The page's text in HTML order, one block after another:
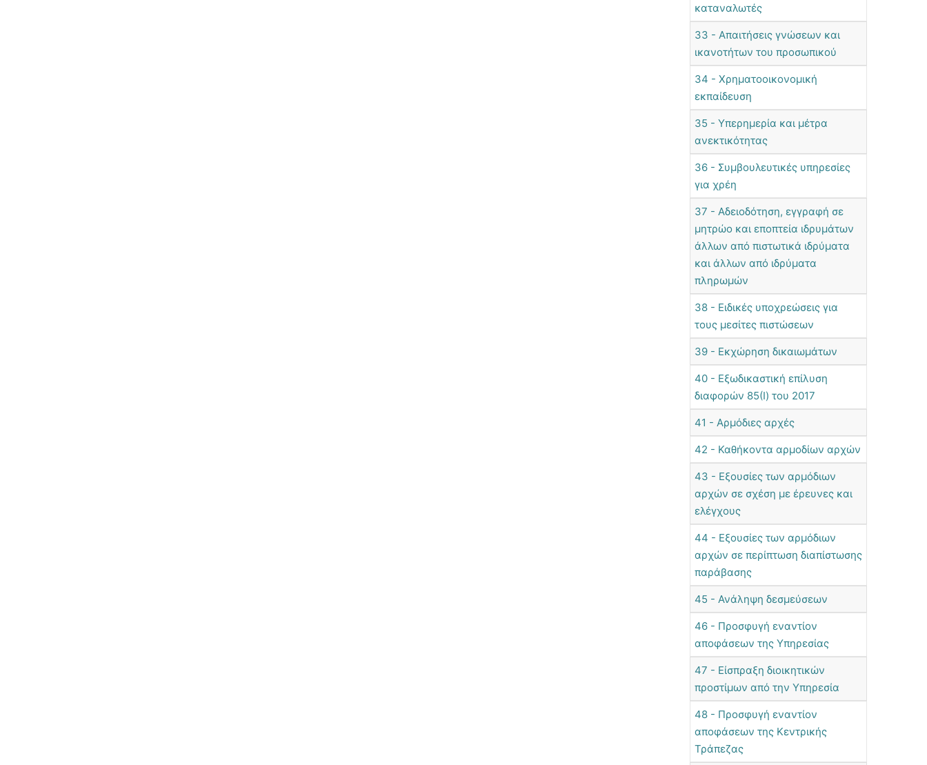
καταναλωτές
33 - Απαιτήσεις γνώσεων και
ικανοτήτων του προσωπικού
34 - Χρηματοοικονομική
εκπαίδευση
35 - Υπερημερία και μέτρα
ανεκτικότητας
36 - Συμβουλευτικές υπηρεσίες
για χρέη
37 - Αδειοδότηση, εγγραφή σε
μητρώο και εποπτεία ιδρυμάτων
άλλων από πιστωτικά ιδρύματα
και άλλων από ιδρύματα
πληρωμών
38 - Ειδικές υποχρεώσεις για
τους μεσίτες πιστώσεων
39 - Εκχώρηση δικαιωμάτων
40 - Εξωδικαστική επίλυση
διαφορών 85(I) του 2017
41 - Αρμόδιες αρχές
42 - Καθήκοντα αρμοδίων αρχών
43 - Εξουσίες των αρμόδιων
αρχών σε σχέση με έρευνες και
ελέγχους
44 - Εξουσίες των αρμόδιων
αρχών σε περίπτωση διαπίστωσης
παράβασης
45 - Ανάληψη δεσμεύσεων
46 - Προσφυγή εναντίον
αποφάσεων της Υπηρεσίας
47 - Είσπραξη διοικητικών
προστίμων από την Υπηρεσία
48 - Προσφυγή εναντίον
αποφάσεων της Κεντρικής
Τράπεζας